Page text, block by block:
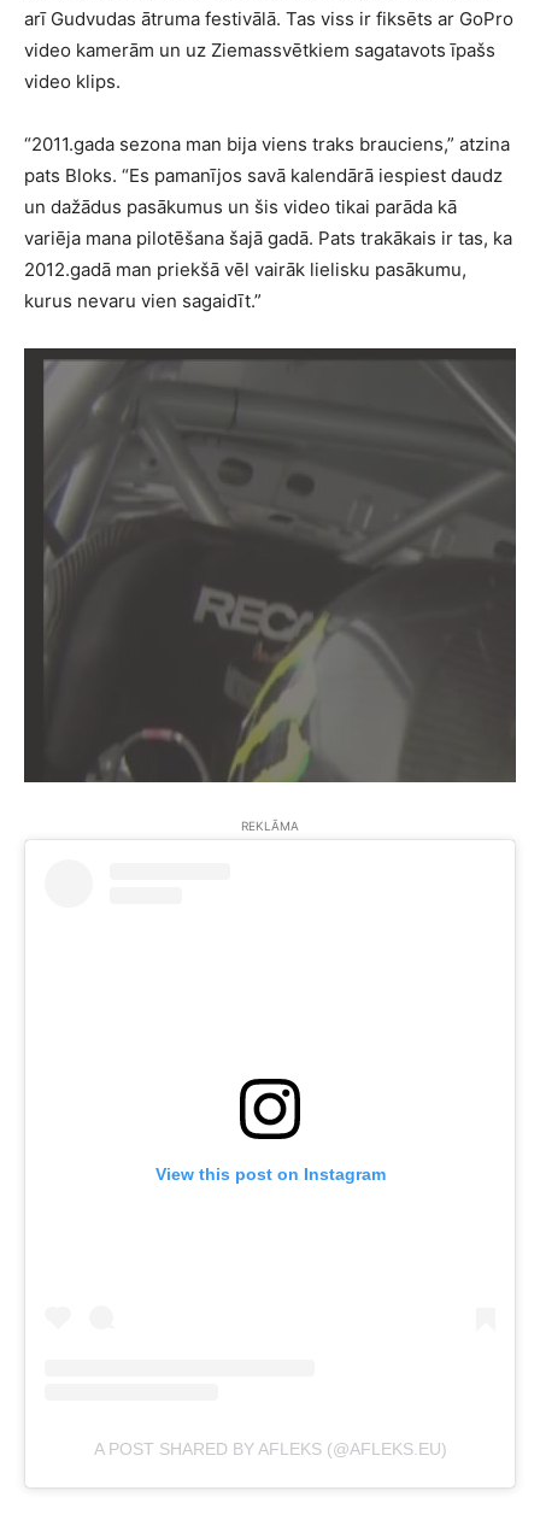
arī Gudvudas ātruma festivālā. Tas viss ir fiksēts ar GoPro
video kamerām un uz Ziemassvētkiem sagatavots īpašs
video klips.
“2011.gada sezona man bija viens traks brauciens,” atzina
pats Bloks. “Es pamanījos savā kalendārā iespiest daudz
un dažādus pasākumus un šis video tikai parāda kā
variēja mana pilotēšana šajā gadā. Pats trakākais ir tas, ka
2012.gadā man priekšā vēl vairāk lielisku pasākumu,
kurus nevaru vien sagaidīt.”
REKLĀMA
View this post on Instagram
A POST SHARED BY AFLEKS (@AFLEKS.EU)